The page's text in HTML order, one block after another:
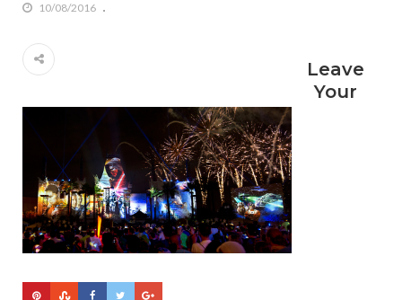
10/08/2016
Leave
Your